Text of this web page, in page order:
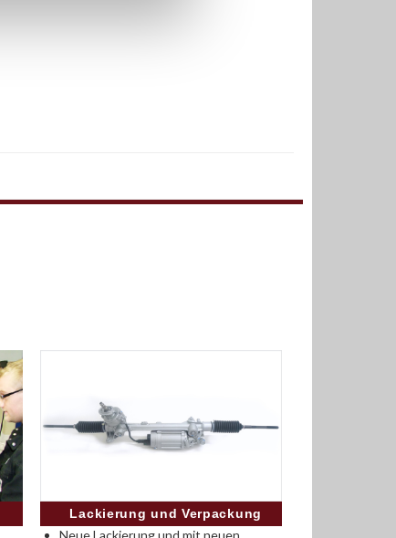
Lackierung und Verpackung
Neue Lackierung und mit neuen